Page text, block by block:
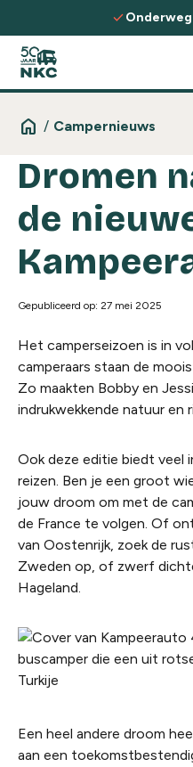
Spring naar de inhoud
check
home / Campernieuws
Dromen
de
Gepubliceerd op: 27 mei 2025
Het camperseizoen is in
camperaars staan de
Zo maakten Bobby en
indrukwekkende natuur en
Ook deze editie biedt veel
reizen. Ben je een groot
jouw droom om met de
de France te volgen. Of
van Oostenrijk, zoek de
Zweden op, of zwerf
Hageland.
Een heel andere droom
aan een